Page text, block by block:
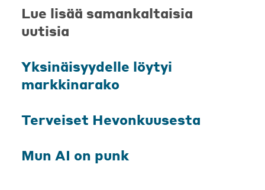
Lue lisää samankaltaisia
uutisia
Yksinäisyydelle löytyi
markkinarako
Terveiset Hevonkuusesta
Mun AI on punk